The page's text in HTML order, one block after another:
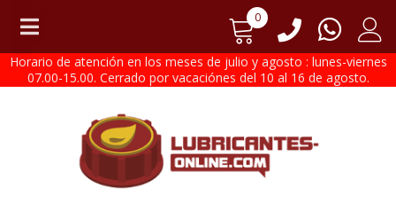
0
Horario de atención en los meses de julio y agosto : lunes-viernes
07.00-15.00. Cerrado por vacaciónes del 10 al 16 de agosto.